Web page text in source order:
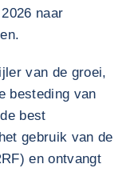
naar
van de groei,
besteding van
best
gebruik van de
en ontvangt